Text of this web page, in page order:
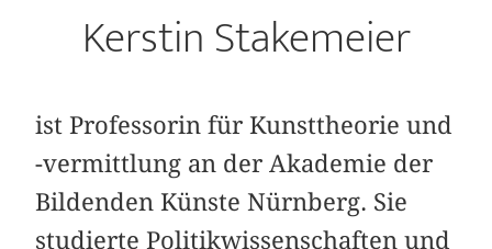
Kerstin Stakemeier
ist Professorin für Kunsttheorie und
-vermittlung an der Akademie der
Bildenden Künste Nürnberg. Sie
studierte Politikwissenschaften und